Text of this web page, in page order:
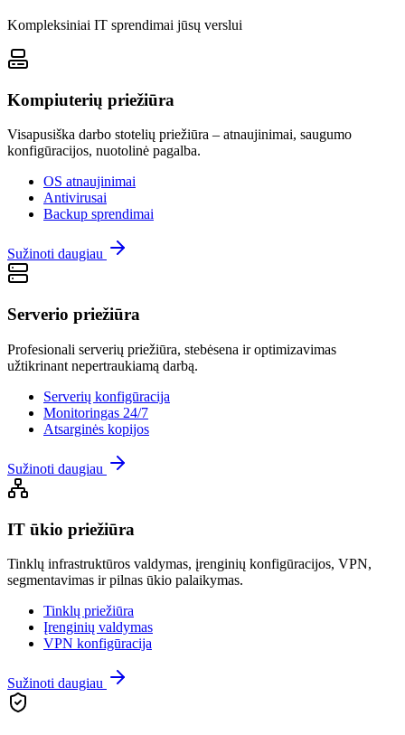
Kompleksiniai IT sprendimai jūsų verslui
Kompiuterių priežiūra
Visapusiška darbo stotelių priežiūra – atnaujinimai, saugumo
konfigūracijos, nuotolinė pagalba.
OS atnaujinimai
Antivirusai
Backup sprendimai
Sužinoti daugiau
Serverio priežiūra
Profesionali serverių priežiūra, stebėsena ir optimizavimas
užtikrinant nepertraukiamą darbą.
Serverių konfigūracija
Monitoringas 24/7
Atsarginės kopijos
Sužinoti daugiau
IT ūkio priežiūra
Tinklų infrastruktūros valdymas, įrenginių konfigūracijos, VPN,
segmentavimas ir pilnas ūkio palaikymas.
Tinklų priežiūra
Įrenginių valdymas
VPN konfigūracija
Sužinoti daugiau